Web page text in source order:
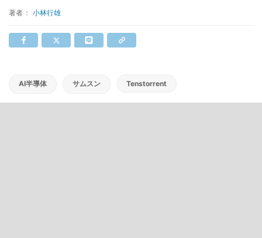
著者： 小林行雄
AI半導体 サムスン Tenstorrent